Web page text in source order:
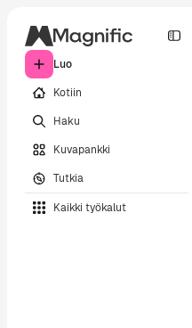
Luo
Kotiin
Haku
Kuvapankki
Tutkia
Kaikki työkalut